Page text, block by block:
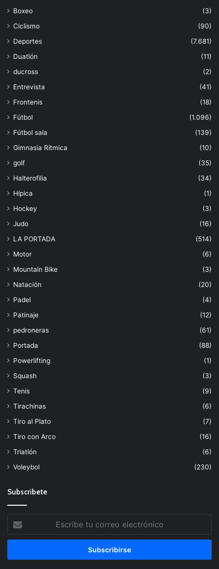
Boxeo
(3)
Ciclismo
(90)
Deportes
(7.681)
Duatlón
(11)
ducross
(2)
Entrevista
(41)
Frontenis
(18)
Fútbol
(1.096)
Fútbol sala
(139)
Gimnasia Rítmica
(10)
golf
(35)
Halterofilia
(34)
Hípica
(1)
Hockey
(3)
Judo
(16)
LA PORTADA
(514)
Motor
(6)
Mountain Bike
(3)
Natación
(20)
Padel
(4)
Patinaje
(12)
pedroneras
(61)
Portada
(88)
Powerlifting
(1)
Squash
(3)
Tenis
(9)
Tirachinas
(6)
Tiro al Plato
(7)
Tiro con Arco
(16)
Triatlón
(6)
Voleybol
(230)
Subscribete
tu
correo